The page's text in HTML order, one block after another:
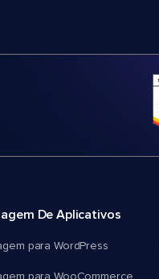
De Aplicativos
para WordPress